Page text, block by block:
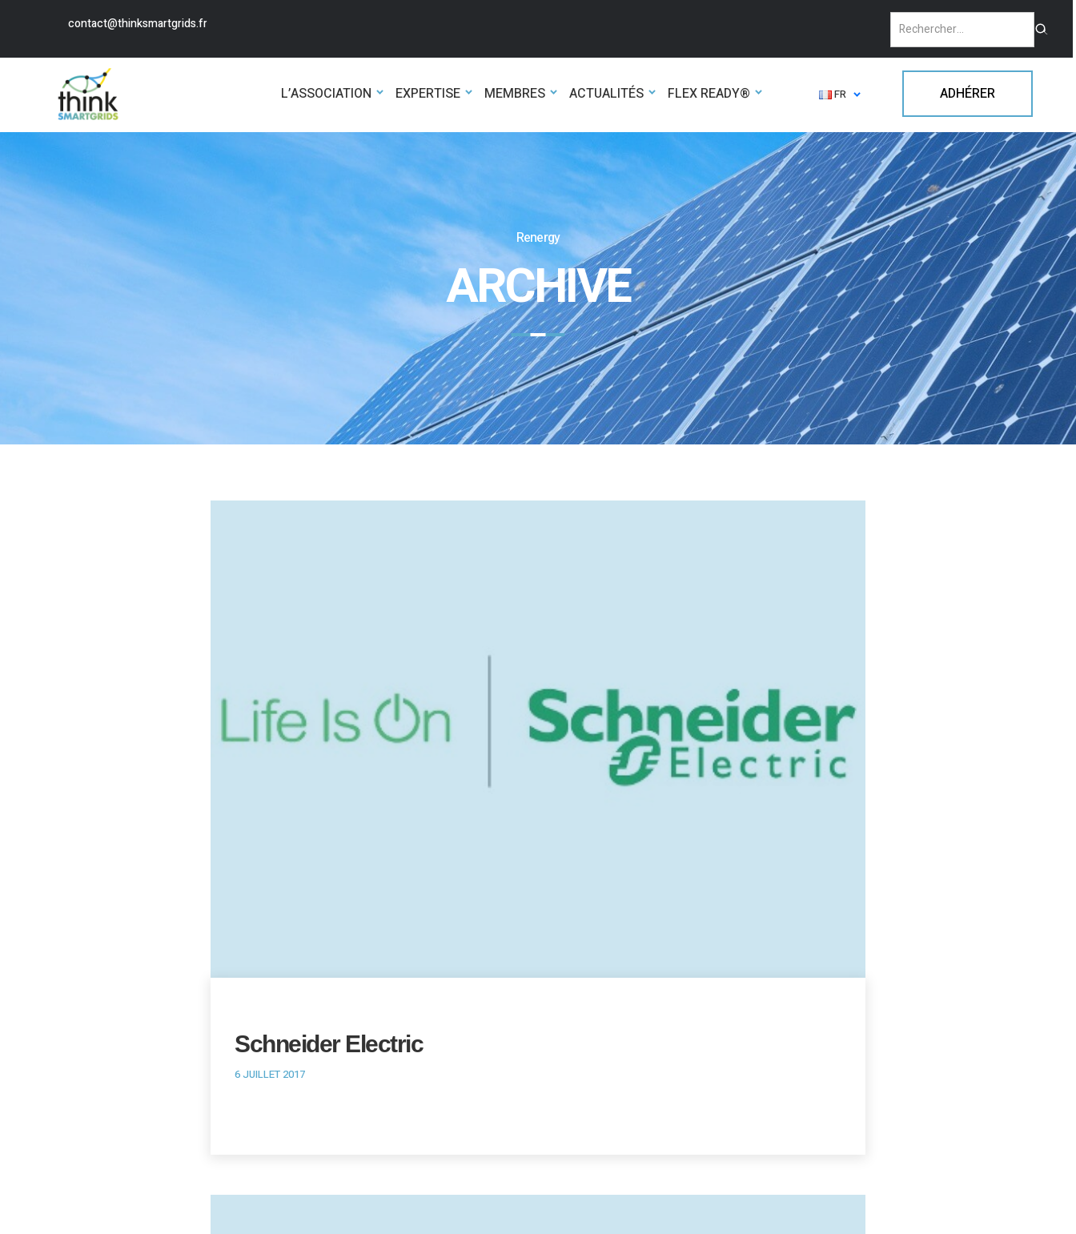
contact@thinksmartgrids.fr
L’ASSOCIATION EXPERTISE MEMBRES ACTUALITÉS FLEX READY® FR ADHÉRER
Renergy
ARCHIVE
Schneider Electric
6 JUILLET 2017